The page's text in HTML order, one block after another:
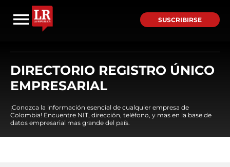
SUSCRIBIRSE
DIRECTORIO REGISTRO ÚNICO
EMPRESARIAL
¡Conozca la información esencial de cualquier empresa de
Colombia! Encuentre NIT, dirección, teléfono, y mas en la base de
datos empresarial mas grande del país.